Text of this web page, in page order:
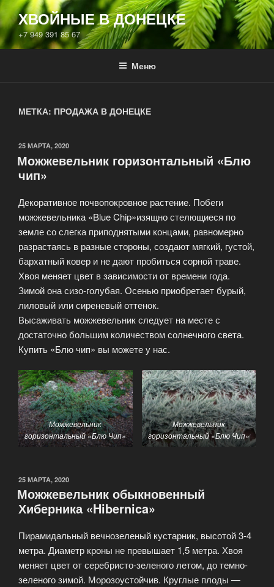
Перейти
к
содержимому
ХВОЙНЫЕ В ДОНЕЦКЕ
+7 949 391 85 67
Меню
МЕТКА: ПРОДАЖА В ДОНЕЦКЕ
ОПУБЛИКОВАНО
25 МАРТА, 2020
Можжевельник горизонтальный «Блю
чип»
Декоративное почвопокровное растение. Побеги
можжевельника «Blue Chip»изящно стелющиеся по
земле со слегка приподнятыми концами, равномерно
разрастаясь в разные стороны, создают мягкий, густой,
бархатный ковер и не дают пробиться сорной траве.
Хвоя меняет цвет в зависимости от времени года.
Зимой она сизо-голубая. Осенью приобретает бурый,
лиловый или сиреневый оттенок.
Высаживать можжевельник следует на месте с
достаточно большим количеством солнечного света.
Купить «Блю чип» вы можете у нас.
Можжевельник
горизонтальный «Блю Чип»
Можжевельник
горизонтальный «Блю Чип»
ОПУБЛИКОВАНО
25 МАРТА, 2020
Можжевельник обыкновенный
Хиберника «Hibernica»
Пирамидальный вечнозеленый кустарник, высотой 3-4
метра. Диаметр кроны не превышает 1,5 метра. Хвоя
меняет цвет от серебристо-зеленого летом, до темно-
зеленого зимой. Морозоустойчив. Круглые плоды —